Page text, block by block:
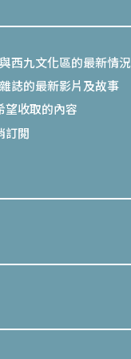
西九文化區的最新情況
誌的最新影片及故事
望收取的內容
訂閲